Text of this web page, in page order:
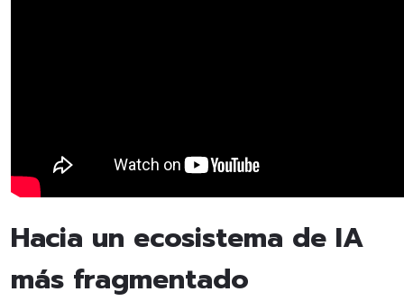
Hacia un ecosistema de IA
más fragmentado